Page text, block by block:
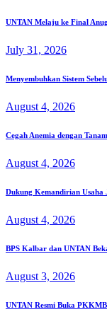
UNTAN Melaju ke Final
July 31, 2026
Menyembuhkan Sistem
August 4, 2026
Cegah Anemia dengan
August 4, 2026
Dukung Kemandirian Usaha
August 4, 2026
BPS Kalbar dan UNTAN
August 3, 2026
UNTAN Resmi Buka